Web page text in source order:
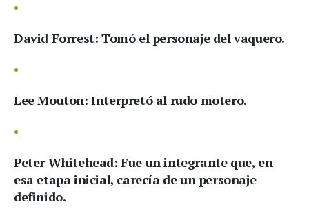
David Forrest: Tomó el personaje del vaquero.
Lee Mouton: Interpretó al rudo motero.
Peter Whitehead: Fue un integrante que, en
esa etapa inicial, carecía de un personaje
definido.